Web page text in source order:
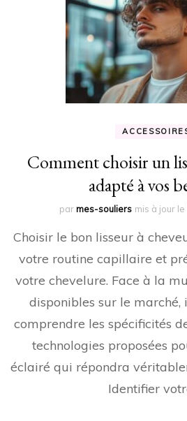
Comment choisir un
adapté à vos
parmes-souliers mis à jour le
Choisir le bon lisseur à
votre routine capillaire et
votre chevelure. Face à la
disponibles sur le marché,
comprendre les spécificités
technologies proposées
éclairé qui répondra
Identifier